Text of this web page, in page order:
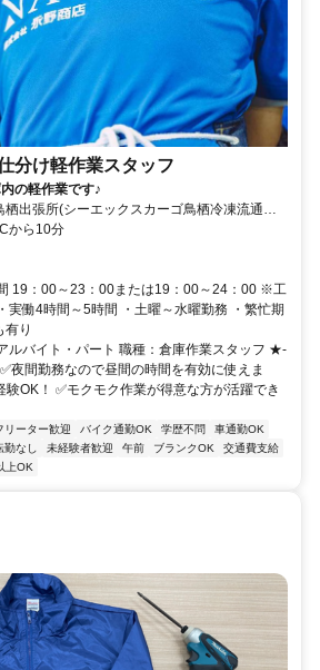
分け軽作業スタッフ
の軽作業です♪
出張所(シーエックスカーゴ鳥栖冷凍流通セ
から10分
19：00～23：00または19：00～24：00 ※工
実働4時間～5時間 ・土曜～水曜勤務 ・繁忙期
有り
ルバイト・パート 職種：倉庫作業スタッフ ★-
夜間勤務なので昼間の時間を有効に使えま
験OK！ ✅モクモク作業が得意な方が活躍でき
リーター歓迎 バイク通勤OK 学歴不問
車通勤OK
勤なし 未経験者歓迎 午前 ブランクOK
交通費支給
上OK